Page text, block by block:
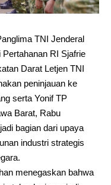
TNI Jenderal
RI Sjafrie
Darat Letjen TNI
peninjauan ke
serta Yonif TP
Barat, Rabu
bagian dari upaya
industri strategis
menegaskan bahwa